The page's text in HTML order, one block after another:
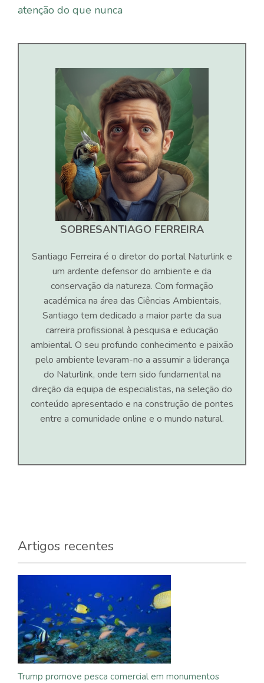
atenção do que nunca
SOBRESANTIAGO FERREIRA
Santiago Ferreira é o diretor do portal Naturlink e
um ardente defensor do ambiente e da
conservação da natureza. Com formação
académica na área das Ciências Ambientais,
Santiago tem dedicado a maior parte da sua
carreira profissional à pesquisa e educação
ambiental. O seu profundo conhecimento e paixão
pelo ambiente levaram-no a assumir a liderança
do Naturlink, onde tem sido fundamental na
direção da equipa de especialistas, na seleção do
conteúdo apresentado e na construção de pontes
entre a comunidade online e o mundo natural.
Artigos recentes
Trump promove pesca comercial em monumentos